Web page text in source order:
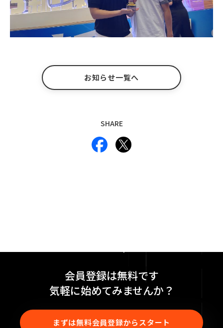
お知らせ一覧へ
SHARE
会員登録は無料です
気軽に始めてみませんか？
まずは無料会員登録からスタート